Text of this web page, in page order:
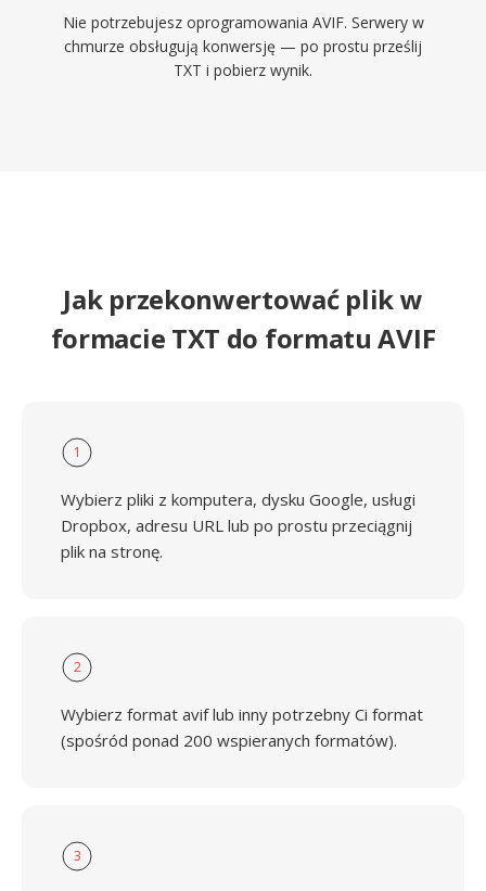
Nie potrzebujesz oprogramowania AVIF. Serwery w
chmurze obsługują konwersję — po prostu prześlij
TXT i pobierz wynik.
Jak przekonwertować plik w
formacie TXT do formatu AVIF
1
Wybierz pliki z komputera, dysku Google, usługi
Dropbox, adresu URL lub po prostu przeciągnij
plik na stronę.
2
Wybierz format avif lub inny potrzebny Ci format
(spośród ponad 200 wspieranych formatów).
3